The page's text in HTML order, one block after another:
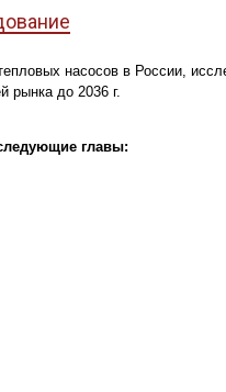
насосов в России,
рынка до 2036 г.
главы: